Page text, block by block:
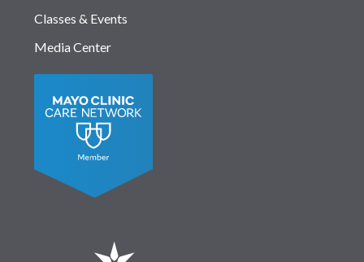
Classes & Events
Media Center